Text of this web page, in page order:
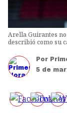
Arella Guirantes
describió como su
Por
5 de